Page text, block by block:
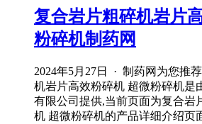
复合岩片粗碎机岩片
粉碎机制药网
2024年5月27日 · 制药网为您推
机岩片高效粉碎机 超微粉碎机是
有限公司提供,当前页面为复合岩
机 超微粉碎机的产品详细介绍页